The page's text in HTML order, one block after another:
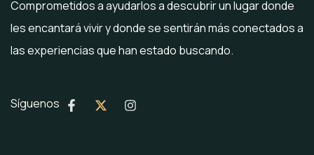
Comprometidos a ayudarlos a descubrir un lugar donde
les encantará vivir y donde se sentirán más conectados a
las experiencias que han estado buscando.
Síguenos